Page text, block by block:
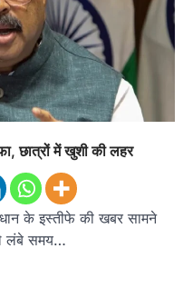
छात्रों में खुशी की लहर
के इस्तीफे की खबर सामने
लंबे समय…